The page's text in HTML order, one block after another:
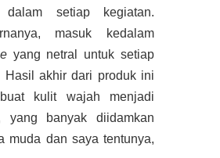
dalam setiap kegiatan.
masuk kedalam
yang netral untuk setiap
Hasil akhir dari produk ini
kulit wajah menjadi
yang banyak diidamkan
muda dan saya tentunya,